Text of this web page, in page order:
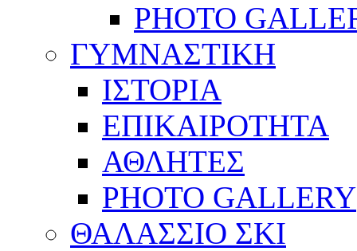
PHOTO
ΓΥΜΝΑΣΤΙΚΗ
ΙΣΤΟΡΙΑ
ΕΠΙΚΑΙΡΟΤΗΤΑ
ΑΘΛΗΤΕΣ
PHOTO GALLERY
ΘΑΛΑΣΣΙΟ ΣΚΙ